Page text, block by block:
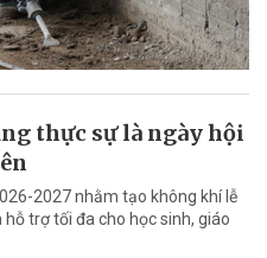
thực sự là ngày hội
2027 nhằm tạo không khí lễ
trợ tối đa cho học sinh, giáo